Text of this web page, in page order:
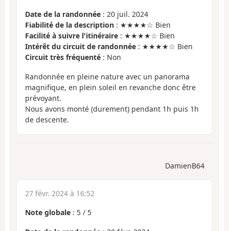
Date de la randonnée : 20 juil. 2024
Fiabilité de la description : ★★★★☆ Bien
Facilité à suivre l'itinéraire : ★★★★☆ Bien
Intérêt du circuit de randonnée : ★★★★☆ Bien
Circuit très fréquenté : Non
Randonnée en pleine nature avec un panorama
magnifique, en plein soleil en revanche donc être
prévoyant.
Nous avons monté (durement) pendant 1h puis 1h
de descente.
DamienB64
27 févr. 2024 à 16:52
Note globale : 5 / 5